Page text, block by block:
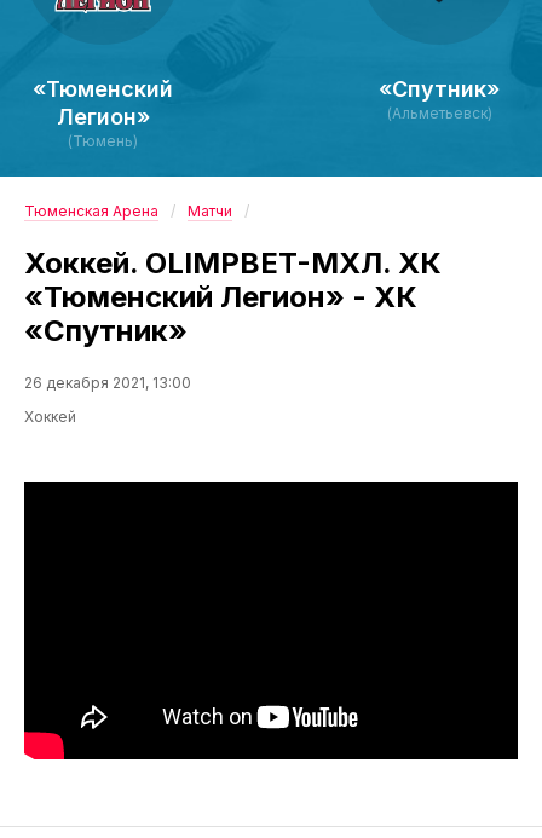
«Тюменский
Легион»
(Тюмень)
«Спутник»
(Альметьевск)
Тюменская Арена Матчи
Хоккей. OLIMPBET-МХЛ. ХК
«Тюменский Легион» - ХК
«Спутник»
26 декабря 2021, 13:00
Хоккей